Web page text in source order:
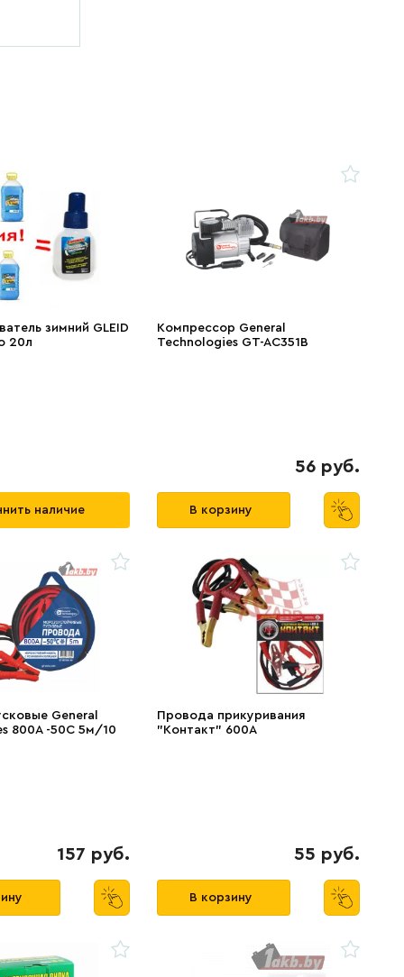
зимний GLEID
20л
наличие
Компрессор General
Technologies GT-AC351B
56 руб.
В корзину
General
800A -50C 5м/10
157 руб.
Провода прикуривания
"Контакт" 600А
55 руб.
В корзину